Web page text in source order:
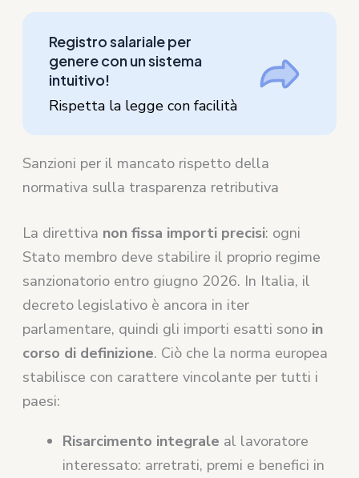
Registro salariale per
genere con un sistema
intuitivo!
Rispetta la legge con facilità
Sanzioni per il mancato rispetto della
normativa sulla trasparenza retributiva
La direttiva non fissa importi precisi: ogni
Stato membro deve stabilire il proprio regime
sanzionatorio entro giugno 2026. In Italia, il
decreto legislativo è ancora in iter
parlamentare, quindi gli importi esatti sono in
corso di definizione. Ciò che la norma europea
stabilisce con carattere vincolante per tutti i
paesi:
Risarcimento integrale al lavoratore
interessato: arretrati, premi e benefici in